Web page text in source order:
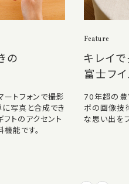
の
ートフォンで撮影
写真と合成でき
トのアクセント
能です。
Feature
キレイ
富士フ
70年超の豊
ボの画像技
な思い出を